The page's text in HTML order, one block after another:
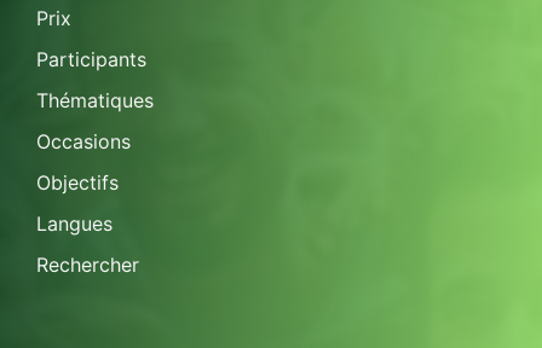
Prix
Participants
Thématiques
Occasions
Objectifs
Langues
Rechercher